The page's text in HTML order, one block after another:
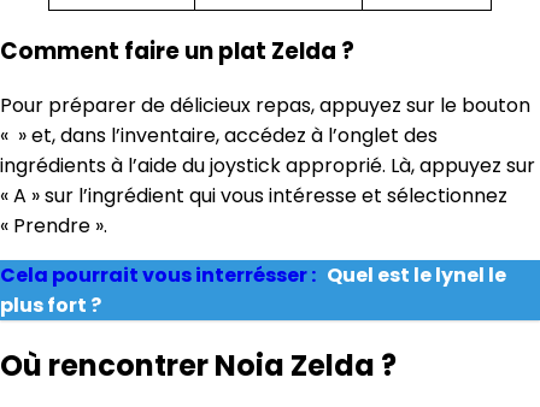
Comment faire un plat Zelda ?
Pour préparer de délicieux repas, appuyez sur le bouton
« » et, dans l’inventaire, accédez à l’onglet des
ingrédients à l’aide du joystick approprié. Là, appuyez sur
« A » sur l’ingrédient qui vous intéresse et sélectionnez
« Prendre ».
Cela pourrait vous interrésser : Quel est le lynel le
plus fort ?
Où rencontrer Noia Zelda ?